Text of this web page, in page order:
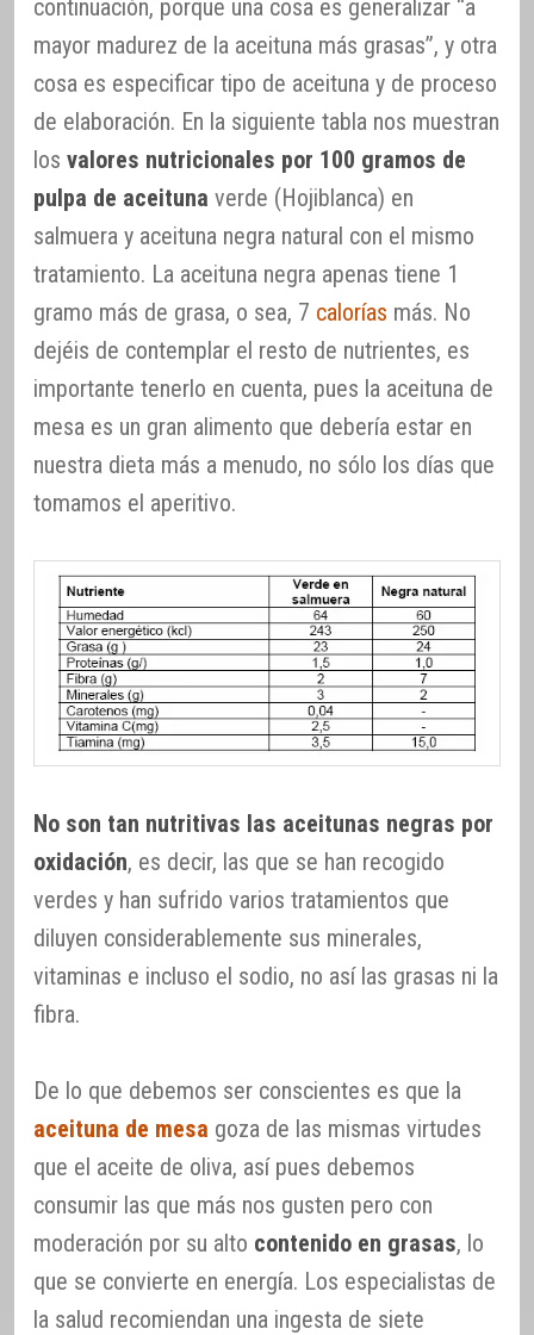
continuación, porque una cosa es generalizar “a
mayor madurez de la aceituna más grasas”, y otra
cosa es especificar tipo de aceituna y de proceso
de elaboración. En la siguiente tabla nos muestran
los valores nutricionales por 100 gramos de
pulpa de aceituna verde (Hojiblanca) en
salmuera y aceituna negra natural con el mismo
tratamiento. La aceituna negra apenas tiene 1
gramo más de grasa, o sea, 7 calorías más. No
dejéis de contemplar el resto de nutrientes, es
importante tenerlo en cuenta, pues la aceituna de
mesa es un gran alimento que debería estar en
nuestra dieta más a menudo, no sólo los días que
tomamos el aperitivo.
No son tan nutritivas las aceitunas negras por
oxidación, es decir, las que se han recogido
verdes y han sufrido varios tratamientos que
diluyen considerablemente sus minerales,
vitaminas e incluso el sodio, no así las grasas ni la
fibra.
De lo que debemos ser conscientes es que la
aceituna de mesa goza de las mismas virtudes
que el aceite de oliva, así pues debemos
consumir las que más nos gusten pero con
moderación por su alto contenido en grasas, lo
que se convierte en energía. Los especialistas de
la salud recomiendan una ingesta de siete